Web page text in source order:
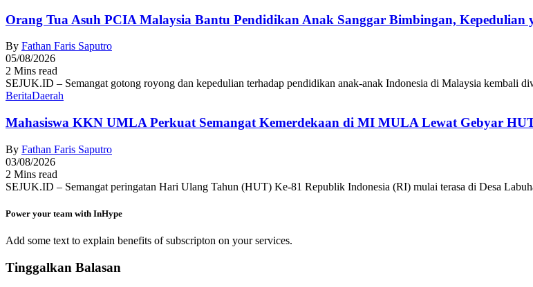
Orang Tua Asuh PCIA Malaysia Bantu Pendidikan Anak Sanggar Bimbingan,
By Fathan Faris Saputro
05/08/2026
2 Mins read
SEJUK.ID – Semangat gotong royong dan kepedulian terhadap pendidikan anak-anak Indonesia di Malaysia kembali
BeritaDaerah
Mahasiswa KKN UMLA Perkuat Semangat Kemerdekaan di MI MULA Lewat Gebyar
By Fathan Faris Saputro
03/08/2026
2 Mins read
SEJUK.ID – Semangat peringatan Hari Ulang Tahun (HUT) Ke-81 Republik Indonesia (RI) mulai terasa di Desa
Power your team with InHype
Add some text to explain benefits of subscripton on your services.
Tinggalkan Balasan